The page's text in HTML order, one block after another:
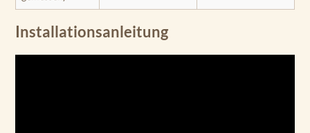
Installationsanleitung